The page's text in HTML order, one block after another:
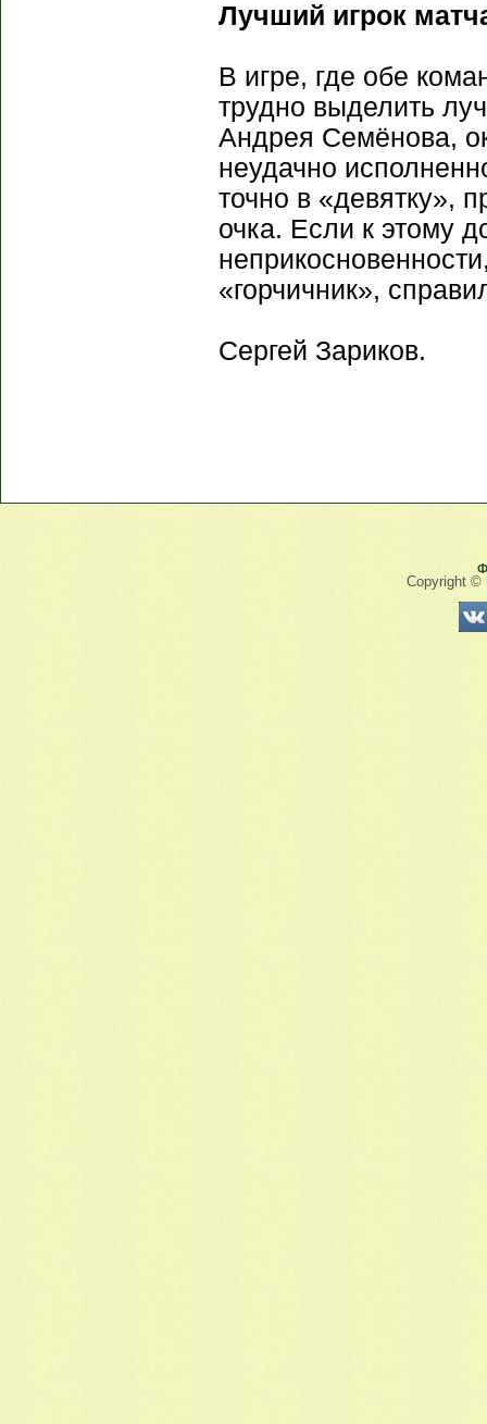
Лучший игрок
В игре, где обе
трудно выделить
Андрея Семёнова,
неудачно
точно в «девятку»,
очка. Если к этому
«горчичник»,
Сергей Зариков.
Copyright ©